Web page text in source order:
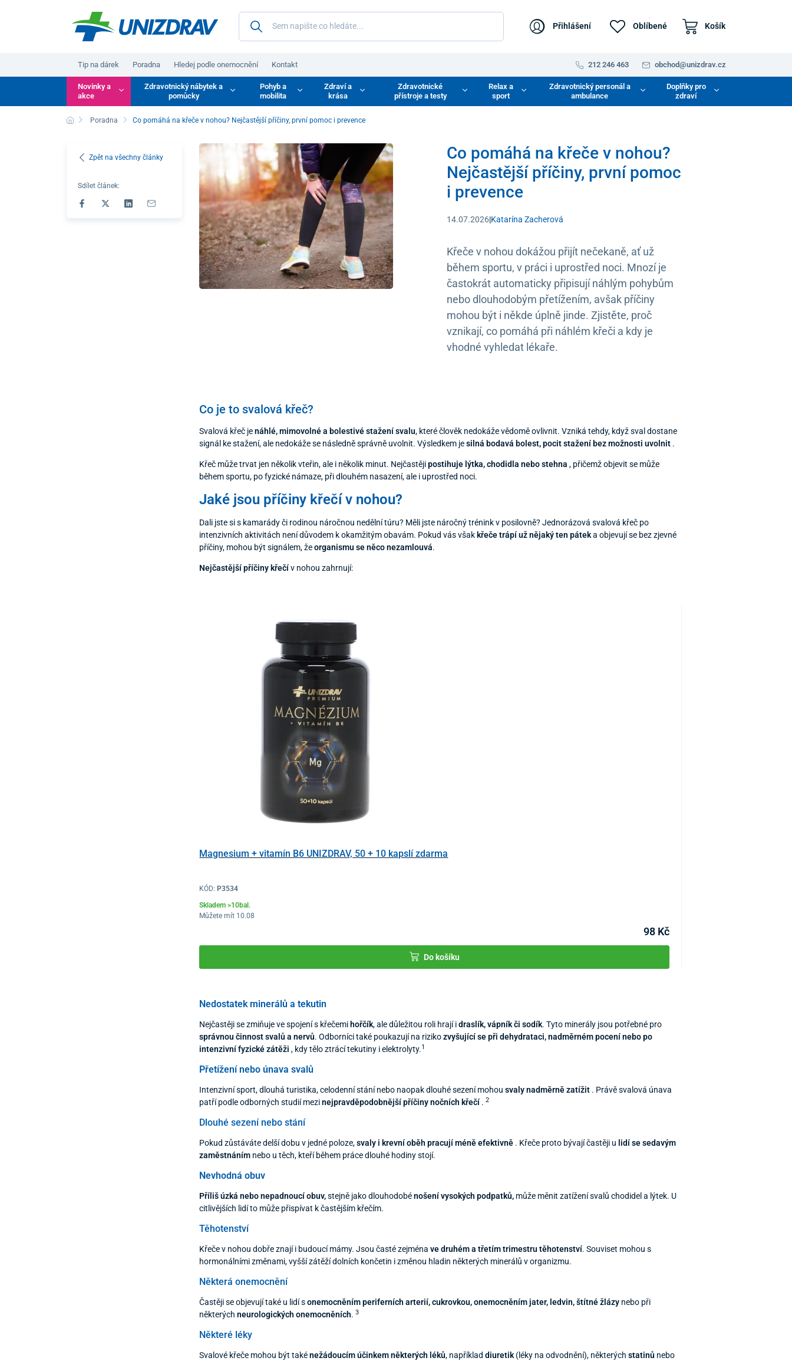
Přihlášení Oblíbené Košík
Tip na dárek Poradna Hledej podle onemocnění Kontakt 212 246 463 obchod@unizdrav.cz
Novinky a
akce
Zdravotnický nábytek a
pomůcky
Pohyb a
mobilita
Zdraví a
krása
Zdravotnické
přístroje a testy
Relax a
sport
Zdravotnický personál a
ambulance
Doplňky pro
zdraví
Poradna Co pomáhá na křeče v nohou? Nejčastější příčiny, první pomoc i prevence
Zpět na všechny články
Sdílet článek:
Co pomáhá na křeče v nohou?
Nejčastější příčiny, první pomoc
i prevence
14.07.2026|Katarína Zacherová
Křeče v nohou dokážou přijít nečekaně, ať už
během sportu, v práci i uprostřed noci. Mnozí je
častokrát automaticky připisují náhlým pohybům
nebo dlouhodobým přetížením, avšak příčiny
mohou být i někde úplně jinde. Zjistěte, proč
vznikají, co pomáhá při náhlém křeči a kdy je
vhodné vyhledat lékaře.
Co je to svalová křeč?
Svalová křeč jenáhlé, mimovolné a bolestivé stažení svalu, které člověk nedokáže vědomě ovlivnit. Vzniká tehdy, když sval dostane
signál ke stažení, ale nedokáže se následně správně uvolnit. Výsledkem jesilná bodavá bolest, pocit stažení bez možnosti uvolnit .
Křeč může trvat jen několik vteřin, ale i několik minut. Nejčastějipostihuje lýtka, chodidla nebo stehna , přičemž objevit se může
během sportu, po fyzické námaze, při dlouhém nasazení, ale i uprostřed noci.
Jaké jsou příčiny křečí v nohou?
Dali jste si s kamarády či rodinou náročnou nedělní túru? Měli jste náročný trénink v posilovně? Jednorázová svalová křeč po
intenzivních aktivitách není důvodem k okamžitým obavám. Pokud vás však křeče trápí už nějaký ten páteka objevují se bez zjevné
příčiny, mohou být signálem, žeorganismu se něco nezamlouvá.
Nejčastější příčiny křečív nohou zahrnují:
Magnesium + vitamín B6 UNIZDRAV, 50 + 10 kapslí zdarma
KÓD: P3534
Skladem >10bal.
Můžete mít 10.08
98 Kč
Do košíku
Nedostatek minerálů a tekutin
Nejčastěji se zmiňuje ve spojení s křečemi hořčík, ale důležitou roli hrají idraslík, vápník či sodík. Tyto minerály jsou potřebné pro
správnou činnost svalů a nervů. Odborníci také poukazují na rizikozvyšující se při dehydrataci, nadměrném pocení nebo po
intenzivní fyzické zátěži , kdy tělo ztrácí tekutiny i elektrolyty.1
Přetížení nebo únava svalů
Intenzivní sport, dlouhá turistika, celodenní stání nebo naopak dlouhé sezení mohousvaly nadměrně zatížit . Právě svalová únava
patří podle odborných studií mezinejpravděpodobnější příčiny nočních křečí .2
Dlouhé sezení nebo stání
Pokud zůstáváte delší dobu v jedné poloze,svaly i krevní oběh pracují méně efektivně . Křeče proto bývají častěji u lidí se sedavým
zaměstnáním nebo u těch, kteří během práce dlouhé hodiny stojí.
Nevhodná obuv
Příliš úzká nebo nepadnoucí obuv,stejně jako dlouhodobénošení vysokých podpatků, může měnit zatížení svalů chodidel a lýtek. U
citlivějších lidí to může přispívat k častějším křečím.
Těhotenství
Křeče v nohou dobře znají i budoucí mámy. Jsou časté zejménave druhém a třetím trimestru těhotenství. Souviset mohou s
hormonálními změnami, vyšší zátěží dolních končetin i změnou hladin některých minerálů v organizmu.
Některá onemocnění
Častěji se objevují také u lidí sonemocněním periferních arterií, cukrovkou, onemocněním jater, ledvin, štítné žlázy nebo při
některýchneurologických onemocněních.3
Některé léky
Svalové křeče mohou být takénežádoucím účinkem některých léků, napříkladdiuretik (léky na odvodnění), některýchstatinů nebo